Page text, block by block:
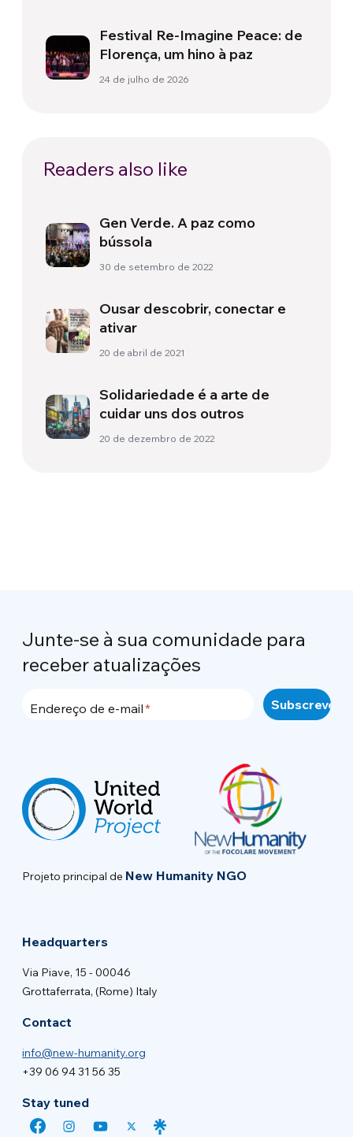
Festival Re-Imagine Peace: de
Florença, um hino à paz
24 de julho de 2026
Readers also like
Gen Verde. A paz como
bússola
30 de setembro de 2022
Ousar descobrir, conectar e
ativar
20 de abril de 2021
Solidariedade é a arte de
cuidar uns dos outros
20 de dezembro de 2022
Junte-se à sua comunidade para
receber atualizações
Endereço de e-mail
Projeto principal de New Humanity NGO
Headquarters
Via Piave, 15 - 00046
Grottaferrata, (Rome) Italy
Contact
info@new-humanity.org
+39 06 94 31 56 35
Stay tuned